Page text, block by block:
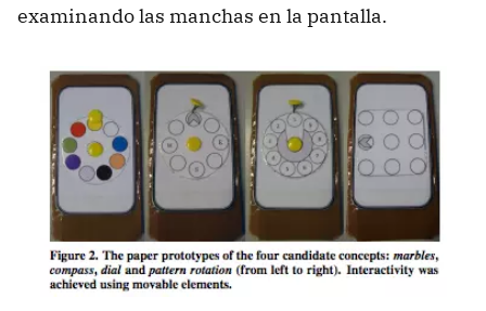
examinando las manchas en la pantalla.